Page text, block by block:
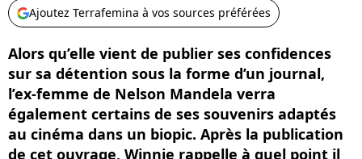
Ajoutez Terrafemina à vos sources préférées
Alors qu’elle vient de publier ses confidences
sur sa détention sous la forme d’un journal,
l’ex-femme de Nelson Mandela verra
également certains de ses souvenirs adaptés
au cinéma dans un biopic. Après la publication
de cet ouvrage, Winnie rappelle à quel point il